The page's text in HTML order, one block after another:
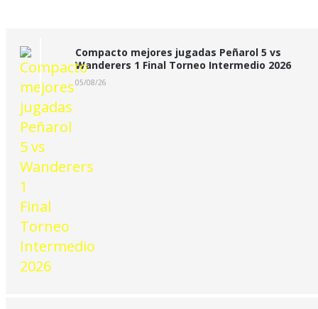
Compacto mejores jugadas Peñarol 5 vs
Wanderers 1 Final Torneo Intermedio 2026
05/08/26